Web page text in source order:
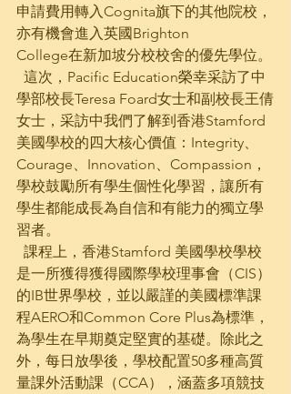
申請費用轉入Cognita旗下的其他院校，
亦有機會進入英國Brighton
College在新加坡分校校舍的優先學位。
學部校長Teresa Foard女士和副校長王倩
女士，采訪中我們了解到香港Stamford
美國學校的四大核心價值：Integrity、
Courage、Innovation、Compassion，
學校鼓勵所有學生個性化學習，讓所有
學生都能成長為自信和有能力的獨立學
習者。
是一所獲得獲得國際學校理事會（CIS）
的IB世界學校，並以嚴謹的美國標準課
程AERO和Common Core Plus為標準，
為學生在早期奠定堅實的基礎。除此之
外，每日放學後，學校配置50多種高質
量課外活動課（CCA），涵蓋多項競技